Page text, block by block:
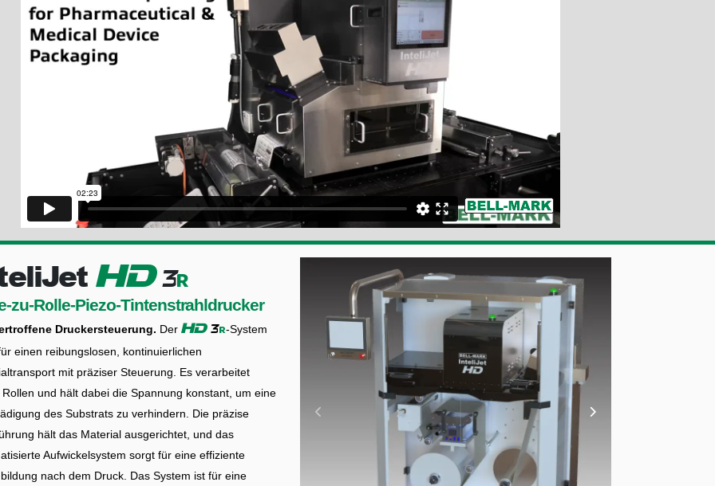
HD4r
zu-Rolle-Piezo-Tintenstrahldrucker
Druckersteuerung. Der HD 4r-System
einen reibungslosen, kontinuierlichen
mit präziser Steuerung. Es verarbeitet
und hält dabei die Spannung konstant, um eine
des Substrats zu verhindern. Die präzise
hält das Material ausgerichtet, und das
Aufwickelsystem sorgt für eine effiziente
nach dem Druck. Das System ist für eine